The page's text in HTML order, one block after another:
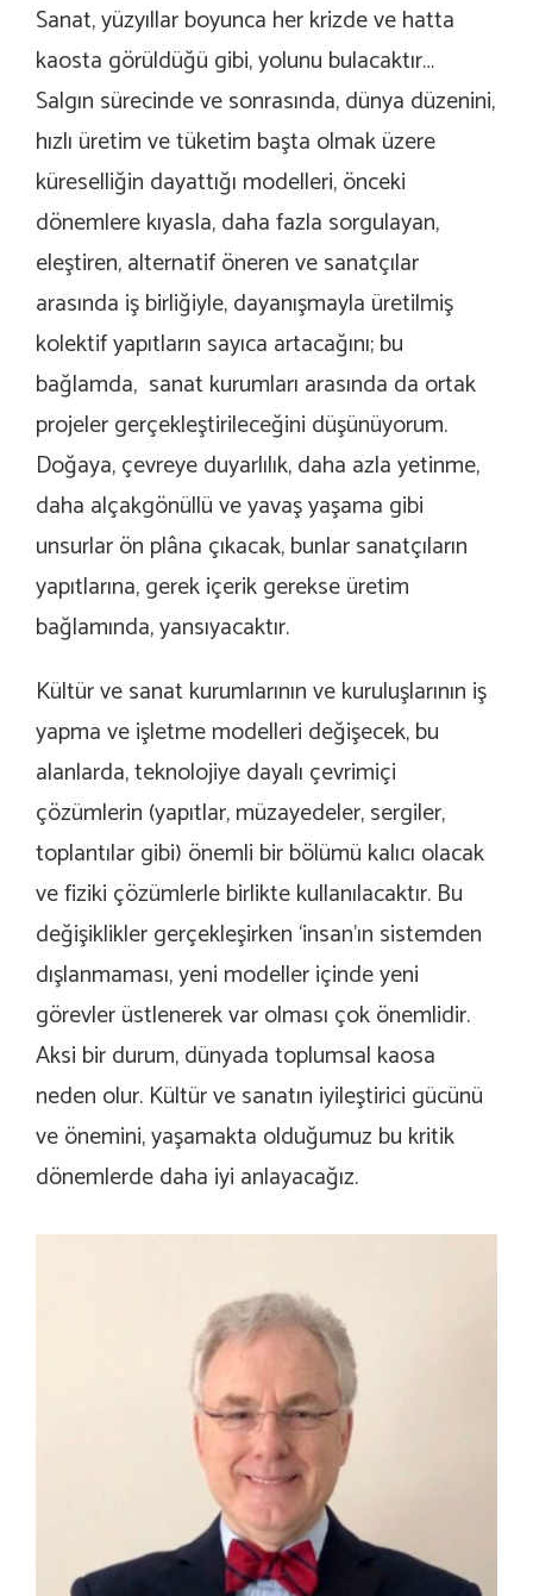
Sanat, yüzyıllar boyunca her krizde ve hatta
kaosta görüldüğü gibi, yolunu bulacaktır…
Salgın sürecinde ve sonrasında, dünya düzenini,
hızlı üretim ve tüketim başta olmak üzere
küreselliğin dayattığı modelleri, önceki
dönemlere kıyasla, daha fazla sorgulayan,
eleştiren, alternatif öneren ve sanatçılar
arasında iş birliğiyle, dayanışmayla üretilmiş
kolektif yapıtların sayıca artacağını; bu
bağlamda, sanat kurumları arasında da ortak
projeler gerçekleştirileceğini düşünüyorum.
Doğaya, çevreye duyarlılık, daha azla yetinme,
daha alçakgönüllü ve yavaş yaşama gibi
unsurlar ön plâna çıkacak, bunlar sanatçıların
yapıtlarına, gerek içerik gerekse üretim
bağlamında, yansıyacaktır.
Kültür ve sanat kurumlarının ve kuruluşlarının iş
yapma ve işletme modelleri değişecek, bu
alanlarda, teknolojiye dayalı çevrimiçi
çözümlerin (yapıtlar, müzayedeler, sergiler,
toplantılar gibi) önemli bir bölümü kalıcı olacak
ve fiziki çözümlerle birlikte kullanılacaktır. Bu
değişiklikler gerçekleşirken ‘insan’ın sistemden
dışlanmaması, yeni modeller içinde yeni
görevler üstlenerek var olması çok önemlidir.
Aksi bir durum, dünyada toplumsal kaosa
neden olur. Kültür ve sanatın iyileştirici gücünü
ve önemini, yaşamakta olduğumuz bu kritik
dönemlerde daha iyi anlayacağız.